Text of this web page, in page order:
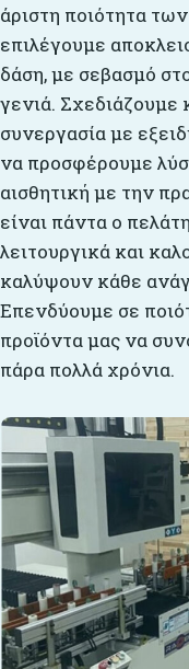
άριστη ποιότητα
επιλέγουμε
δάση, με σεβασμό
γενιά. Σχεδιάζουμε
συνεργασία με
να προσφέρουμε
αισθητική με την
είναι πάντα ο
λειτουργικά και
καλύψουν κάθε
Επενδύουμε σε
προϊόντα μας να
πάρα πολλά χρόνια.